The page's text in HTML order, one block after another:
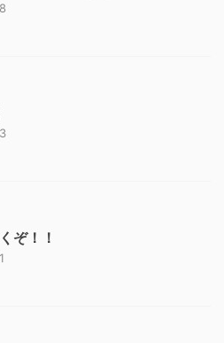
ぞ！！